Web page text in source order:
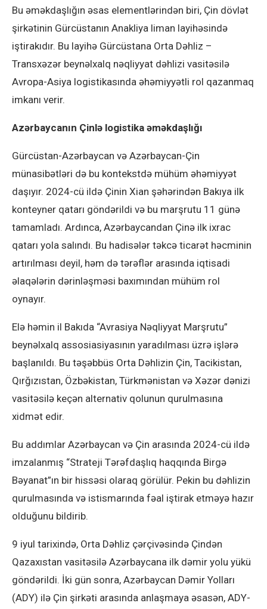
Bu əməkdaşlığın əsas elementlərindən biri, Çin dövlət
şirkətinin Gürcüstanın Anakliya liman layihəsində
iştirakıdır. Bu layihə Gürcüstana Orta Dəhliz –
Transxəzər beynəlxalq nəqliyyat dəhlizi vasitəsilə
Avropa-Asiya logistikasında əhəmiyyətli rol qazanmaq
imkanı verir.
Azərbaycanın Çinlə logistika əməkdaşlığı
Gürcüstan-Azərbaycan və Azərbaycan-Çin
münasibətləri də bu kontekstdə mühüm əhəmiyyət
daşıyır. 2024-cü ildə Çinin Xian şəhərindən Bakıya ilk
konteyner qatarı göndərildi və bu marşrutu 11 günə
tamamladı. Ardınca, Azərbaycandan Çinə ilk ixrac
qatarı yola salındı. Bu hadisələr təkcə ticarət həcminin
artırılması deyil, həm də tərəflər arasında iqtisadi
əlaqələrin dərinləşməsi baxımından mühüm rol
oynayır.
Elə həmin il Bakıda “Avrasiya Nəqliyyat Marşrutu”
beynəlxalq assosiasiyasının yaradılması üzrə işlərə
başlanıldı. Bu təşəbbüs Orta Dəhlizin Çin, Tacikistan,
Qırğızıstan, Özbəkistan, Türkmənistan və Xəzər dənizi
vasitəsilə keçən alternativ qolunun qurulmasına
xidmət edir.
Bu addımlar Azərbaycan və Çin arasında 2024-cü ildə
imzalanmış “Strateji Tərəfdaşlıq haqqında Birgə
Bəyanat”ın bir hissəsi olaraq görülür. Pekin bu dəhlizin
qurulmasında və istismarında fəal iştirak etməyə hazır
olduğunu bildirib.
9 iyul tarixində, Orta Dəhliz çərçivəsində Çindən
Qazaxıstan vasitəsilə Azərbaycana ilk dəmir yolu yükü
göndərildi. İki gün sonra, Azərbaycan Dəmir Yolları
(ADY) ilə Çin şirkəti arasında anlaşmaya əsasən, ADY-